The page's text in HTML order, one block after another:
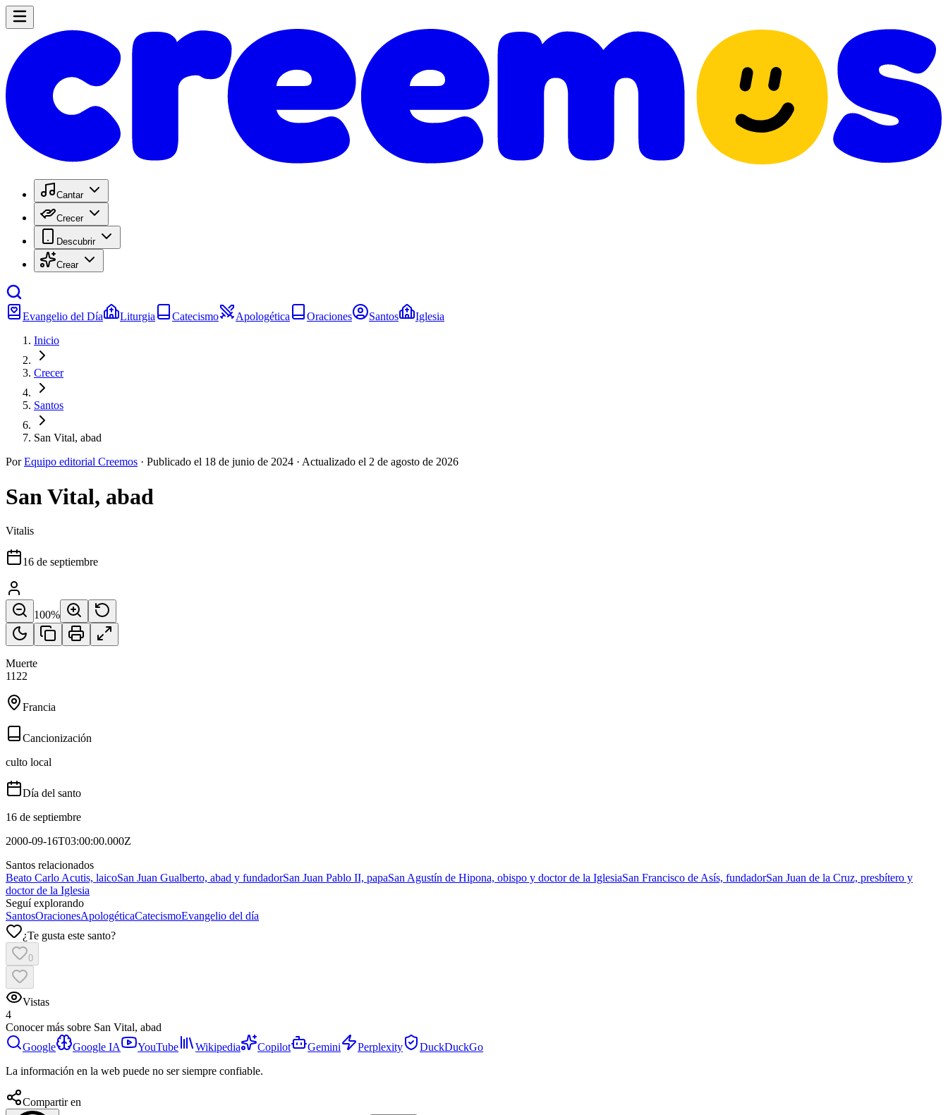
Cantar
Crecer
Descubrir
Crear
Evangelio del Día Liturgia Catecismo Apologética Oraciones Santos
Iglesia
Inicio
Crecer
Santos
San Vital, abad
Por Equipo editorial Creemos · Publicado el 18 de junio de 2024 · Actualizado el 2 de agosto de 2026
San Vital, abad
Vitalis
16 de septiembre
100%
Muerte
1122
Francia
Cancionización
culto local
Día del santo
16 de septiembre
2000-09-16T03:00:00.000Z
Santos relacionados
Beato Carlo Acutis, laicoSan Juan Gualberto, abad y fundadorSan Juan Pablo II, papaSan Agustín de Hipona, obispo y doctor de la IglesiaSan Francisco de Asís, fundadorSan Juan de la Cruz, presbítero y
doctor de la Iglesia
Seguí explorando
SantosOracionesApologéticaCatecismoEvangelio del día
¿Te gusta este santo?
0
Vistas
4
Conocer más sobre San Vital, abad
Google
Google IA YouTube Wikipedia Copilot Gemini Perplexity
DuckDuckGo
La información en la web puede no ser siempre confiable.
Compartir en